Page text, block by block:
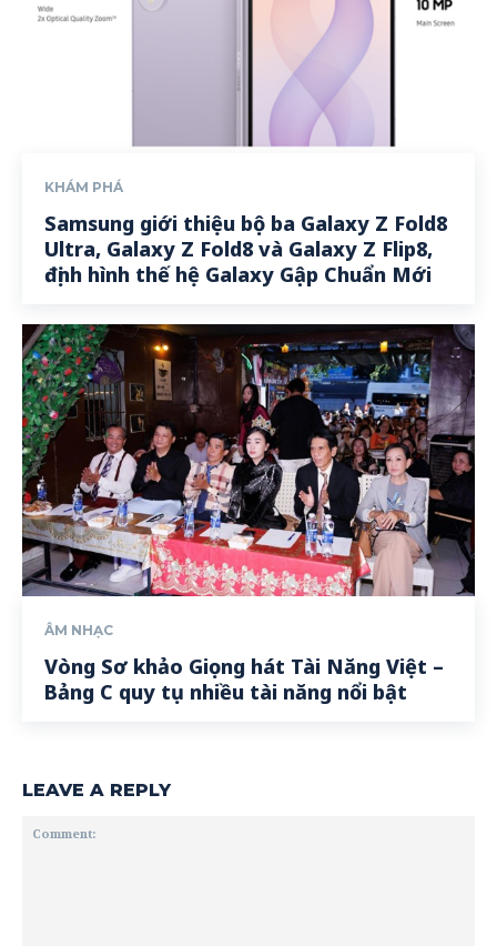
KHÁM PHÁ
Samsung giới thiệu bộ ba Galaxy Z Fold8
Ultra, Galaxy Z Fold8 và Galaxy Z Flip8,
định hình thế hệ Galaxy Gập Chuẩn Mới
ÂM NHẠC
Vòng Sơ khảo Giọng hát Tài Năng Việt –
Bảng C quy tụ nhiều tài năng nổi bật
LEAVE A REPLY